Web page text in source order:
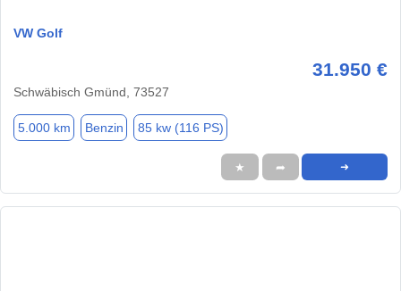
VW Golf
31.950 €
Schwäbisch Gmünd, 73527
5.000 km Benzin 85 kw (116 PS)
★ ➦ ➜